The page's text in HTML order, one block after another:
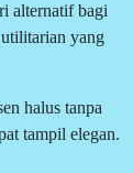
alternatif bagi
yang
halus tanpa
tampil elegan.